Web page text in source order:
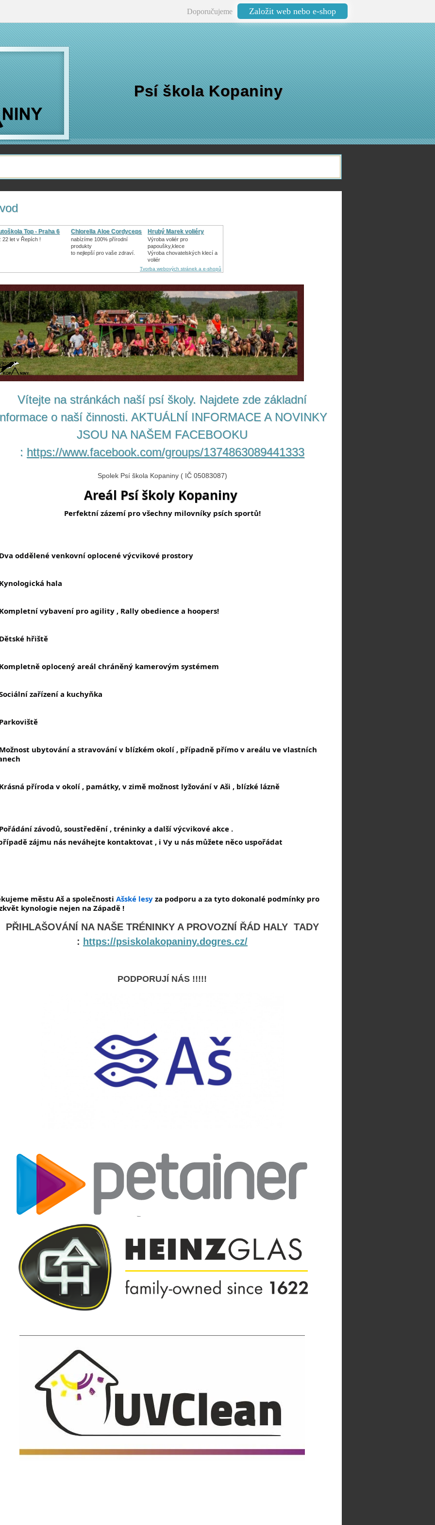
Doporučujeme Založit web nebo e-shop
Psí škola Kopaniny
Top - Praha 6
22 let v Řepích !
Chlorella Aloe Cordyceps
nabízíme 100% přírodní
produkty
to nejlepší pro vaše zdraví.
Hrubý Marek voliéry
Výroba voliér pro
papoušky,klece
Výroba chovatelských klecí a
voliér
Tvorba webových stránek a e-shopů
Vítejte na stránkách naší psí školy. Najdete zde základní
o naší činnosti. AKTUÁLNÍ INFORMACE A NOVINKY
JSOU NA NAŠEM FACEBOOKU
: https://www.facebook.com/groups/1374863089441333
Spolek Psí škola Kopaniny ( IČ 05083087)
Areál Psí školy Kopaniny
Perfektní zázemí pro všechny milovníky psích sportů!
oddělené venkovní oplocené výcvikové prostory
hala
vybavení pro agility , Rally obedience a hoopers!
hřiště
oplocený areál chráněný kamerovým systémem
zařízení a kuchyňka
ubytování a stravování v blízkém okolí , případně přímo v areálu ve vlastních
příroda v okolí , památky, v zimě možnost lyžování v Aši , blízké lázně
závodů, soustředění , tréninky a další výcvikové akce .
zájmu nás neváhejte kontaktovat , i Vy u nás můžete něco uspořádat
městu Aš a společnosti Ašské lesy za podporu a za tyto dokonalé podmínky pro
kynologie nejen na Západě !
PŘIHLAŠOVÁNÍ NA NAŠE TRÉNINKY A PROVOZNÍ ŘÁD HALY TADY
: https://psiskolakopaniny.dogres.cz/
PODPORUJÍ NÁS !!!!!